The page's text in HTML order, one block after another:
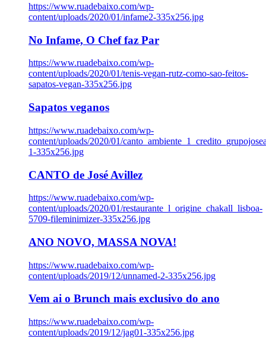
https://www.ruadebaixo.com/wp-
content/uploads/2020/01/infame2-335x256.jpg
No Infame, O Chef faz Par
https://www.ruadebaixo.com/wp-
content/uploads/2020/01/tenis-vegan-rutz-como-sao-feitos-
sapatos-vegan-335x256.jpg
Sapatos veganos
https://www.ruadebaixo.com/wp-
content/uploads/2020/01/
1-335x256.jpg
CANTO de José Avillez
https://www.ruadebaixo.com/wp-
content/uploads/2020/01/restaurante_l_origine_chakall_lisboa-
5709-fileminimizer-335x256.jpg
ANO NOVO, MASSA NOVA!
https://www.ruadebaixo.com/wp-
content/uploads/2019/12/unnamed-2-335x256.jpg
Vem ai o Brunch mais exclusivo do ano
https://www.ruadebaixo.com/wp-
content/uploads/2019/12/jag01-335x256.jpg